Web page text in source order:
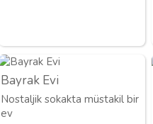
Bayrak Evi
Nostaljik sokakta müstakil bir
ev